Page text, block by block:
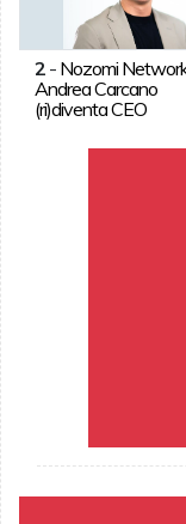
2- Nozomi
Andrea Carcano
(ri)diventa CEO